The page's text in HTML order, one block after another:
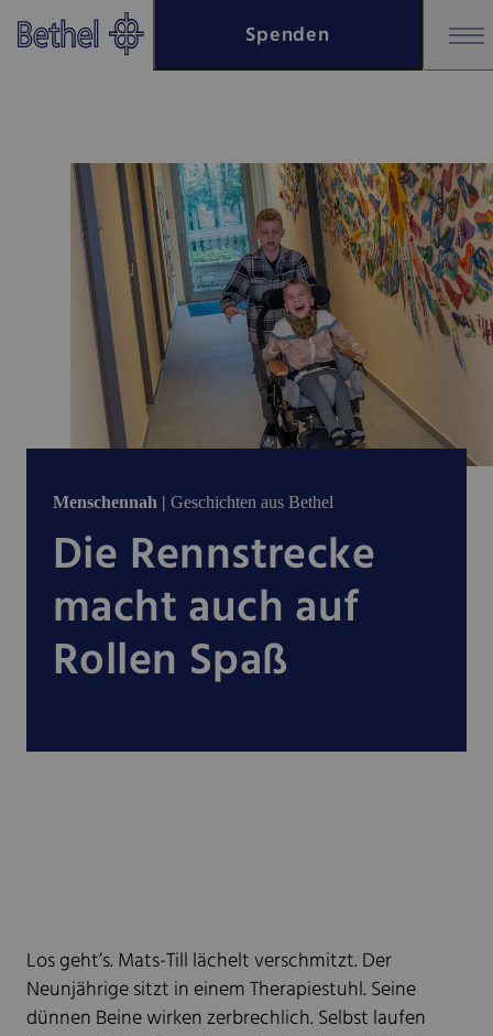
Zum Hauptinhalt springen
Zur Fußzeile springen
Spenden
Menschennah | Geschichten aus Bethel
Die Rennstrecke
macht auch auf
Rollen Spaß
Los geht’s. Mats-Till lächelt verschmitzt. Der
Neunjährige sitzt in einem Therapiestuhl. Seine
dünnen Beine wirken zerbrechlich. Selbst laufen